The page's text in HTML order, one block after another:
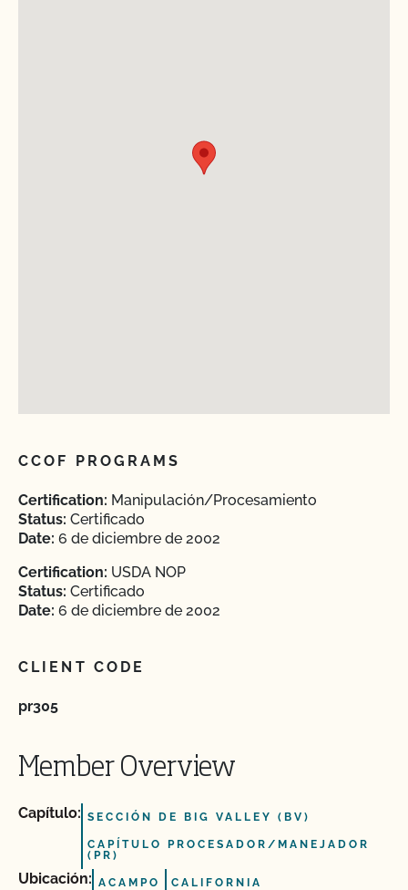
CCOF PROGRAMS
Certification: Manipulación/Procesamiento
Status: Certificado
Date: 6 de diciembre de 2002
Certification: USDA NOP
Status: Certificado
Date: 6 de diciembre de 2002
CLIENT CODE
pr305
Member Overview
Capítulo: SECCIÓN DE BIG VALLEY (BV)
CAPÍTULO PROCESADOR/MANEJADOR
(PR)
Ubicación: ACAMPO CALIFORNIA